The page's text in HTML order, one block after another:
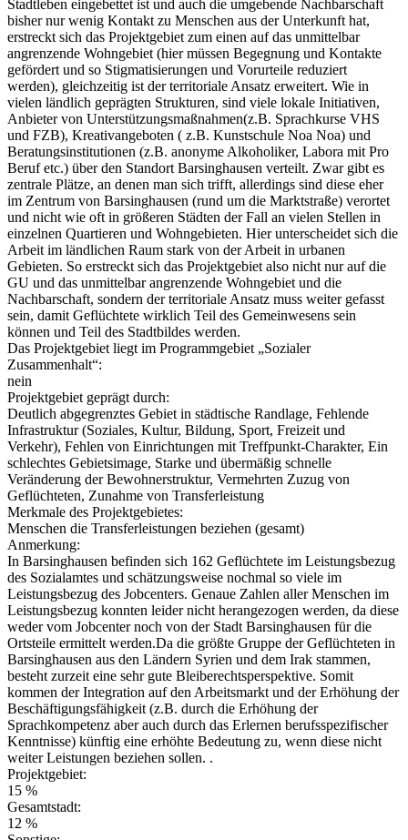
Stadtleben eingebettet ist und auch die umgebende Nachbarschaft
bisher nur wenig Kontakt zu Menschen aus der Unterkunft hat,
erstreckt sich das Projektgebiet zum einen auf das unmittelbar
angrenzende Wohngebiet (hier müssen Begegnung und Kontakte
gefördert und so Stigmatisierungen und Vorurteile reduziert
werden), gleichzeitig ist der territoriale Ansatz erweitert. Wie in
vielen ländlich geprägten Strukturen, sind viele lokale Initiativen,
Anbieter von Unterstützungsmaßnahmen(z.B. Sprachkurse VHS
und FZB), Kreativangeboten ( z.B. Kunstschule Noa Noa) und
Beratungsinstitutionen (z.B. anonyme Alkoholiker, Labora mit Pro
Beruf etc.) über den Standort Barsinghausen verteilt. Zwar gibt es
zentrale Plätze, an denen man sich trifft, allerdings sind diese eher
im Zentrum von Barsinghausen (rund um die Marktstraße) verortet
und nicht wie oft in größeren Städten der Fall an vielen Stellen in
einzelnen Quartieren und Wohngebieten. Hier unterscheidet sich die
Arbeit im ländlichen Raum stark von der Arbeit in urbanen
Gebieten. So erstreckt sich das Projektgebiet also nicht nur auf die
GU und das unmittelbar angrenzende Wohngebiet und die
Nachbarschaft, sondern der territoriale Ansatz muss weiter gefasst
sein, damit Geflüchtete wirklich Teil des Gemeinwesens sein
können und Teil des Stadtbildes werden.
Das Projektgebiet liegt im Programmgebiet „Sozialer
Zusammenhalt“:
nein
Projektgebiet geprägt durch:
Deutlich abgegrenztes Gebiet in städtische Randlage, Fehlende
Infrastruktur (Soziales, Kultur, Bildung, Sport, Freizeit und
Verkehr), Fehlen von Einrichtungen mit Treffpunkt-Charakter, Ein
schlechtes Gebietsimage, Starke und übermäßig schnelle
Veränderung der Bewohnerstruktur, Vermehrten Zuzug von
Geflüchteten, Zunahme von Transferleistung
Merkmale des Projektgebietes:
Menschen die Transferleistungen beziehen (gesamt)
Anmerkung:
In Barsinghausen befinden sich 162 Geflüchtete im Leistungsbezug
des Sozialamtes und schätzungsweise nochmal so viele im
Leistungsbezug des Jobcenters. Genaue Zahlen aller Menschen im
Leistungsbezug konnten leider nicht herangezogen werden, da diese
weder vom Jobcenter noch von der Stadt Barsinghausen für die
Ortsteile ermittelt werden.Da die größte Gruppe der Geflüchteten in
Barsinghausen aus den Ländern Syrien und dem Irak stammen,
besteht zurzeit eine sehr gute Bleiberechtsperspektive. Somit
kommen der Integration auf den Arbeitsmarkt und der Erhöhung der
Beschäftigungsfähigkeit (z.B. durch die Erhöhung der
Sprachkompetenz aber auch durch das Erlernen berufsspezifischer
Kenntnisse) künftig eine erhöhte Bedeutung zu, wenn diese nicht
weiter Leistungen beziehen sollen. .
Projektgebiet:
15 %
Gesamtstadt:
12 %